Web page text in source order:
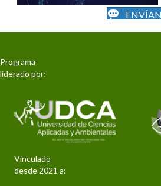
Programa
liderado por:
Vinculado
desde 2021 a: